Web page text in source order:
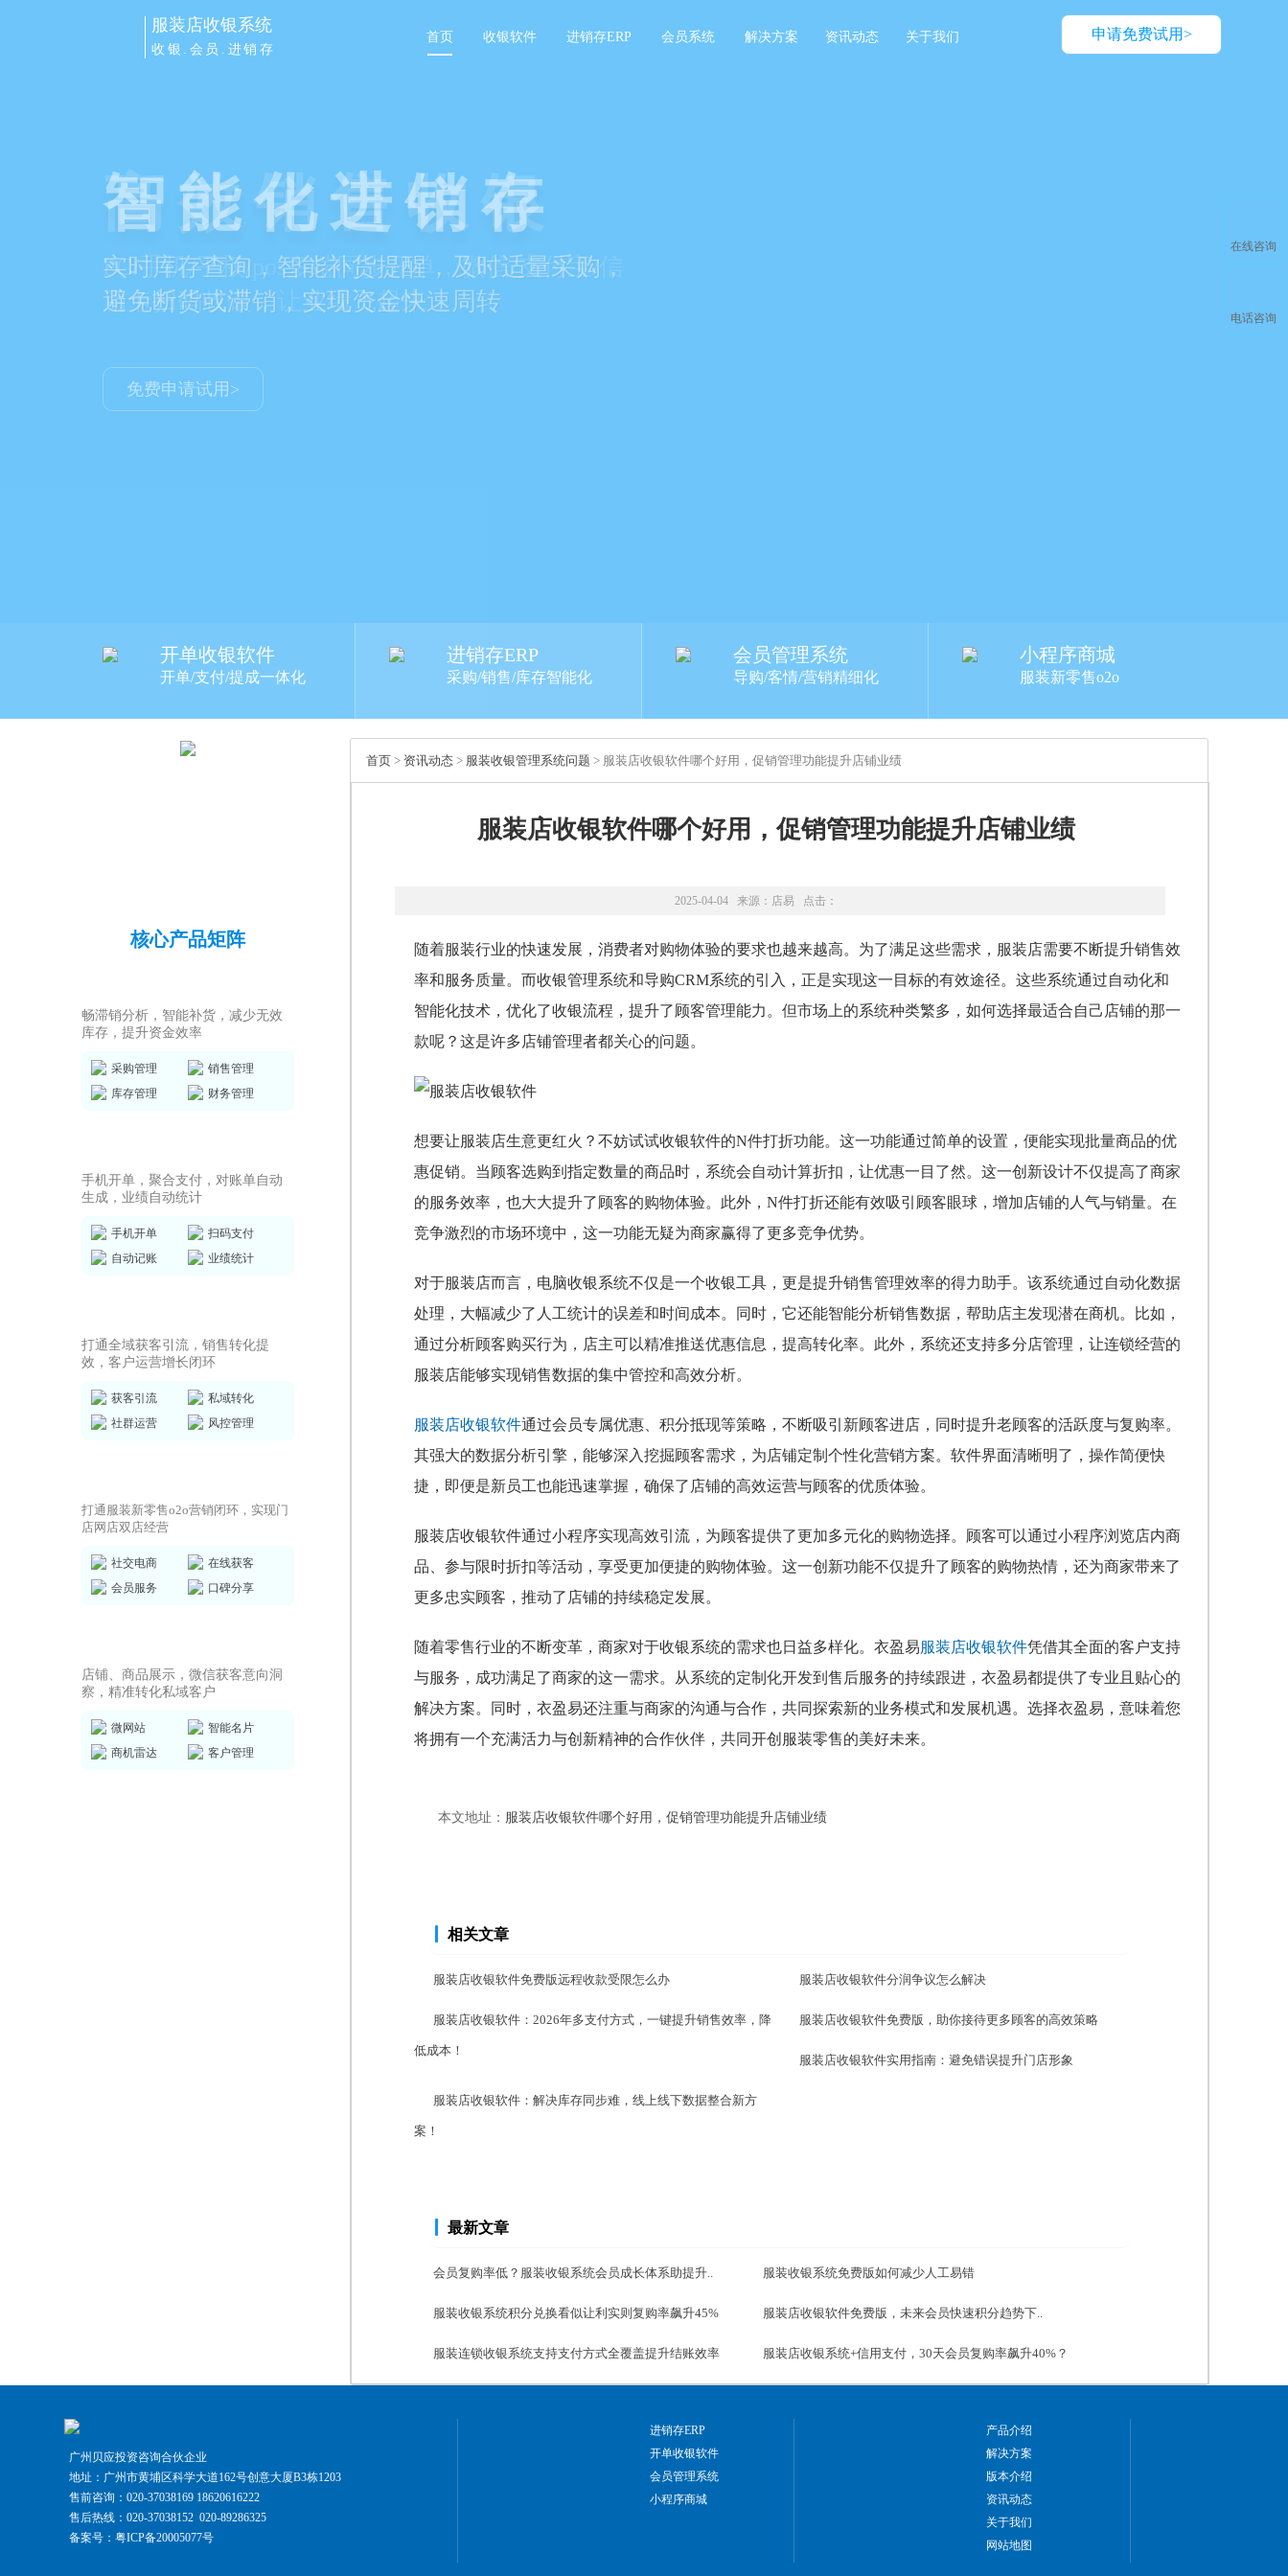
申请免费试用>
服装店收银系统
收银.会员.进销存
首页 收银软件 进销存ERP 会员系统 解决方案 资讯动态 关于我们
智能化进销存
实时库存查询，智能补货提醒，及时适量采购，
避免断货或滞销，实现资金快速周转
免费申请试用>
开单收银软件
开单/支付/提成一体化
进销存ERP
采购/销售/库存智能化
会员管理系统
导购/客情/营销精细化
小程序商城
服装新零售o2o
核心产品矩阵
畅滞销分析，智能补货，减少无效
库存，提升资金效率
采购管理
销售管理
库存管理
财务管理
手机开单，聚合支付，对账单自动
生成，业绩自动统计
手机开单
扫码支付
自动记账
业绩统计
打通全域获客引流，销售转化提
效，客户运营增长闭环
获客引流
私域转化
社群运营
风控管理
打通服装新零售o2o营销闭环，实现门
店网店双店经营
社交电商
在线获客
会员服务
口碑分享
店铺、商品展示，微信获客意向洞
察，精准转化私域客户
微网站
智能名片
商机雷达
客户管理
首页 > 资讯动态 > 服装收银管理系统问题 > 服装店收银软件哪个好用，促销管理功能提升店铺业绩
服装店收银软件哪个好用，促销管理功能提升店铺业绩
2025-04-04 来源： 店易 点击：
随着服装行业的快速发展，消费者对购物体验的要求也越来越高。为了满足这些需求，服装店需要不断提升销售效
率和服务质量。而收银管理系统和导购CRM系统的引入，正是实现这一目标的有效途径。这些系统通过自动化和
智能化技术，优化了收银流程，提升了顾客管理能力。但市场上的系统种类繁多，如何选择最适合自己店铺的那一
款呢？这是许多店铺管理者都关心的问题。
想要让服装店生意更红火？不妨试试收银软件的N件打折功能。这一功能通过简单的设置，便能实现批量商品的优
惠促销。当顾客选购到指定数量的商品时，系统会自动计算折扣，让优惠一目了然。这一创新设计不仅提高了商家
的服务效率，也大大提升了顾客的购物体验。此外，N件打折还能有效吸引顾客眼球，增加店铺的人气与销量。在
竞争激烈的市场环境中，这一功能无疑为商家赢得了更多竞争优势。
对于服装店而言，电脑收银系统不仅是一个收银工具，更是提升销售管理效率的得力助手。该系统通过自动化数据
处理，大幅减少了人工统计的误差和时间成本。同时，它还能智能分析销售数据，帮助店主发现潜在商机。比如，
通过分析顾客购买行为，店主可以精准推送优惠信息，提高转化率。此外，系统还支持多分店管理，让连锁经营的
服装店能够实现销售数据的集中管控和高效分析。
服装店收银软件通过会员专属优惠、积分抵现等策略，不断吸引新顾客进店，同时提升老顾客的活跃度与复购率。
其强大的数据分析引擎，能够深入挖掘顾客需求，为店铺定制个性化营销方案。软件界面清晰明了，操作简便快
捷，即便是新员工也能迅速掌握，确保了店铺的高效运营与顾客的优质体验。
服装店收银软件通过小程序实现高效引流，为顾客提供了更加多元化的购物选择。顾客可以通过小程序浏览店内商
品、参与限时折扣等活动，享受更加便捷的购物体验。这一创新功能不仅提升了顾客的购物热情，还为商家带来了
更多忠实顾客，推动了店铺的持续稳定发展。
随着零售行业的不断变革，商家对于收银系统的需求也日益多样化。衣盈易服装店收银软件凭借其全面的客户支持
与服务，成功满足了商家的这一需求。从系统的定制化开发到售后服务的持续跟进，衣盈易都提供了专业且贴心的
解决方案。同时，衣盈易还注重与商家的沟通与合作，共同探索新的业务模式和发展机遇。选择衣盈易，意味着您
将拥有一个充满活力与创新精神的合作伙伴，共同开创服装零售的美好未来。
本文地址： 服装店收银软件哪个好用，促销管理功能提升店铺业绩
相关文章
服装店收银软件免费版远程收款受限怎么办 服装店收银软件分润争议怎么解决
服装店收银软件：2026年多支付方式，一键提升销售效率，降
低成本！
服装店收银软件免费版，助你接待更多顾客的高效策略
服装店收银软件实用指南：避免错误提升门店形象
服装店收银软件：解决库存同步难，线上线下数据整合新方
案！
最新文章
会员复购率低？服装收银系统会员成长体系助提升.. 服装收银系统免费版如何减少人工易错
服装收银系统积分兑换看似让利实则复购率飙升45% 服装店收银软件免费版，未来会员快速积分趋势下..
服装连锁收银系统支持支付方式全覆盖提升结账效率 服装店收银系统+信用支付，30天会员复购率飙升40%？
广州贝应投资咨询合伙企业
地址：广州市黄埔区科学大道162号创意大厦B3栋1203
售前咨询：020-37038169 18620616222
售后热线：020-37038152 020-89286325
备案号：粤ICP备20005077号
进销存ERP
开单收银软件
会员管理系统
小程序商城
产品介绍
解决方案
版本介绍
资讯动态
关于我们
网站地图
在线咨询
电话咨询